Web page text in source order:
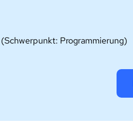
Programmierung)